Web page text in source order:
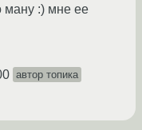
ману :) мне ее
автор топика